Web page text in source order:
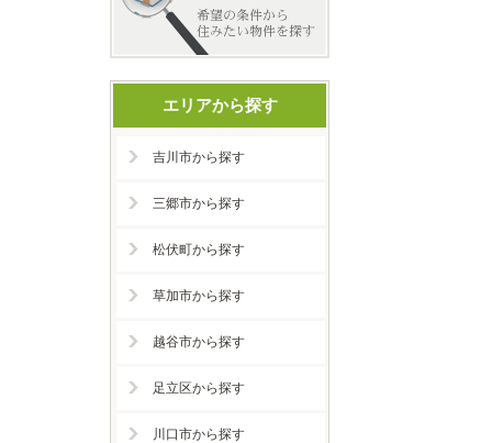
エリアから探す
吉川市から探す
三郷市から探す
松伏町から探す
草加市から探す
越谷市から探す
足立区から探す
川口市から探す